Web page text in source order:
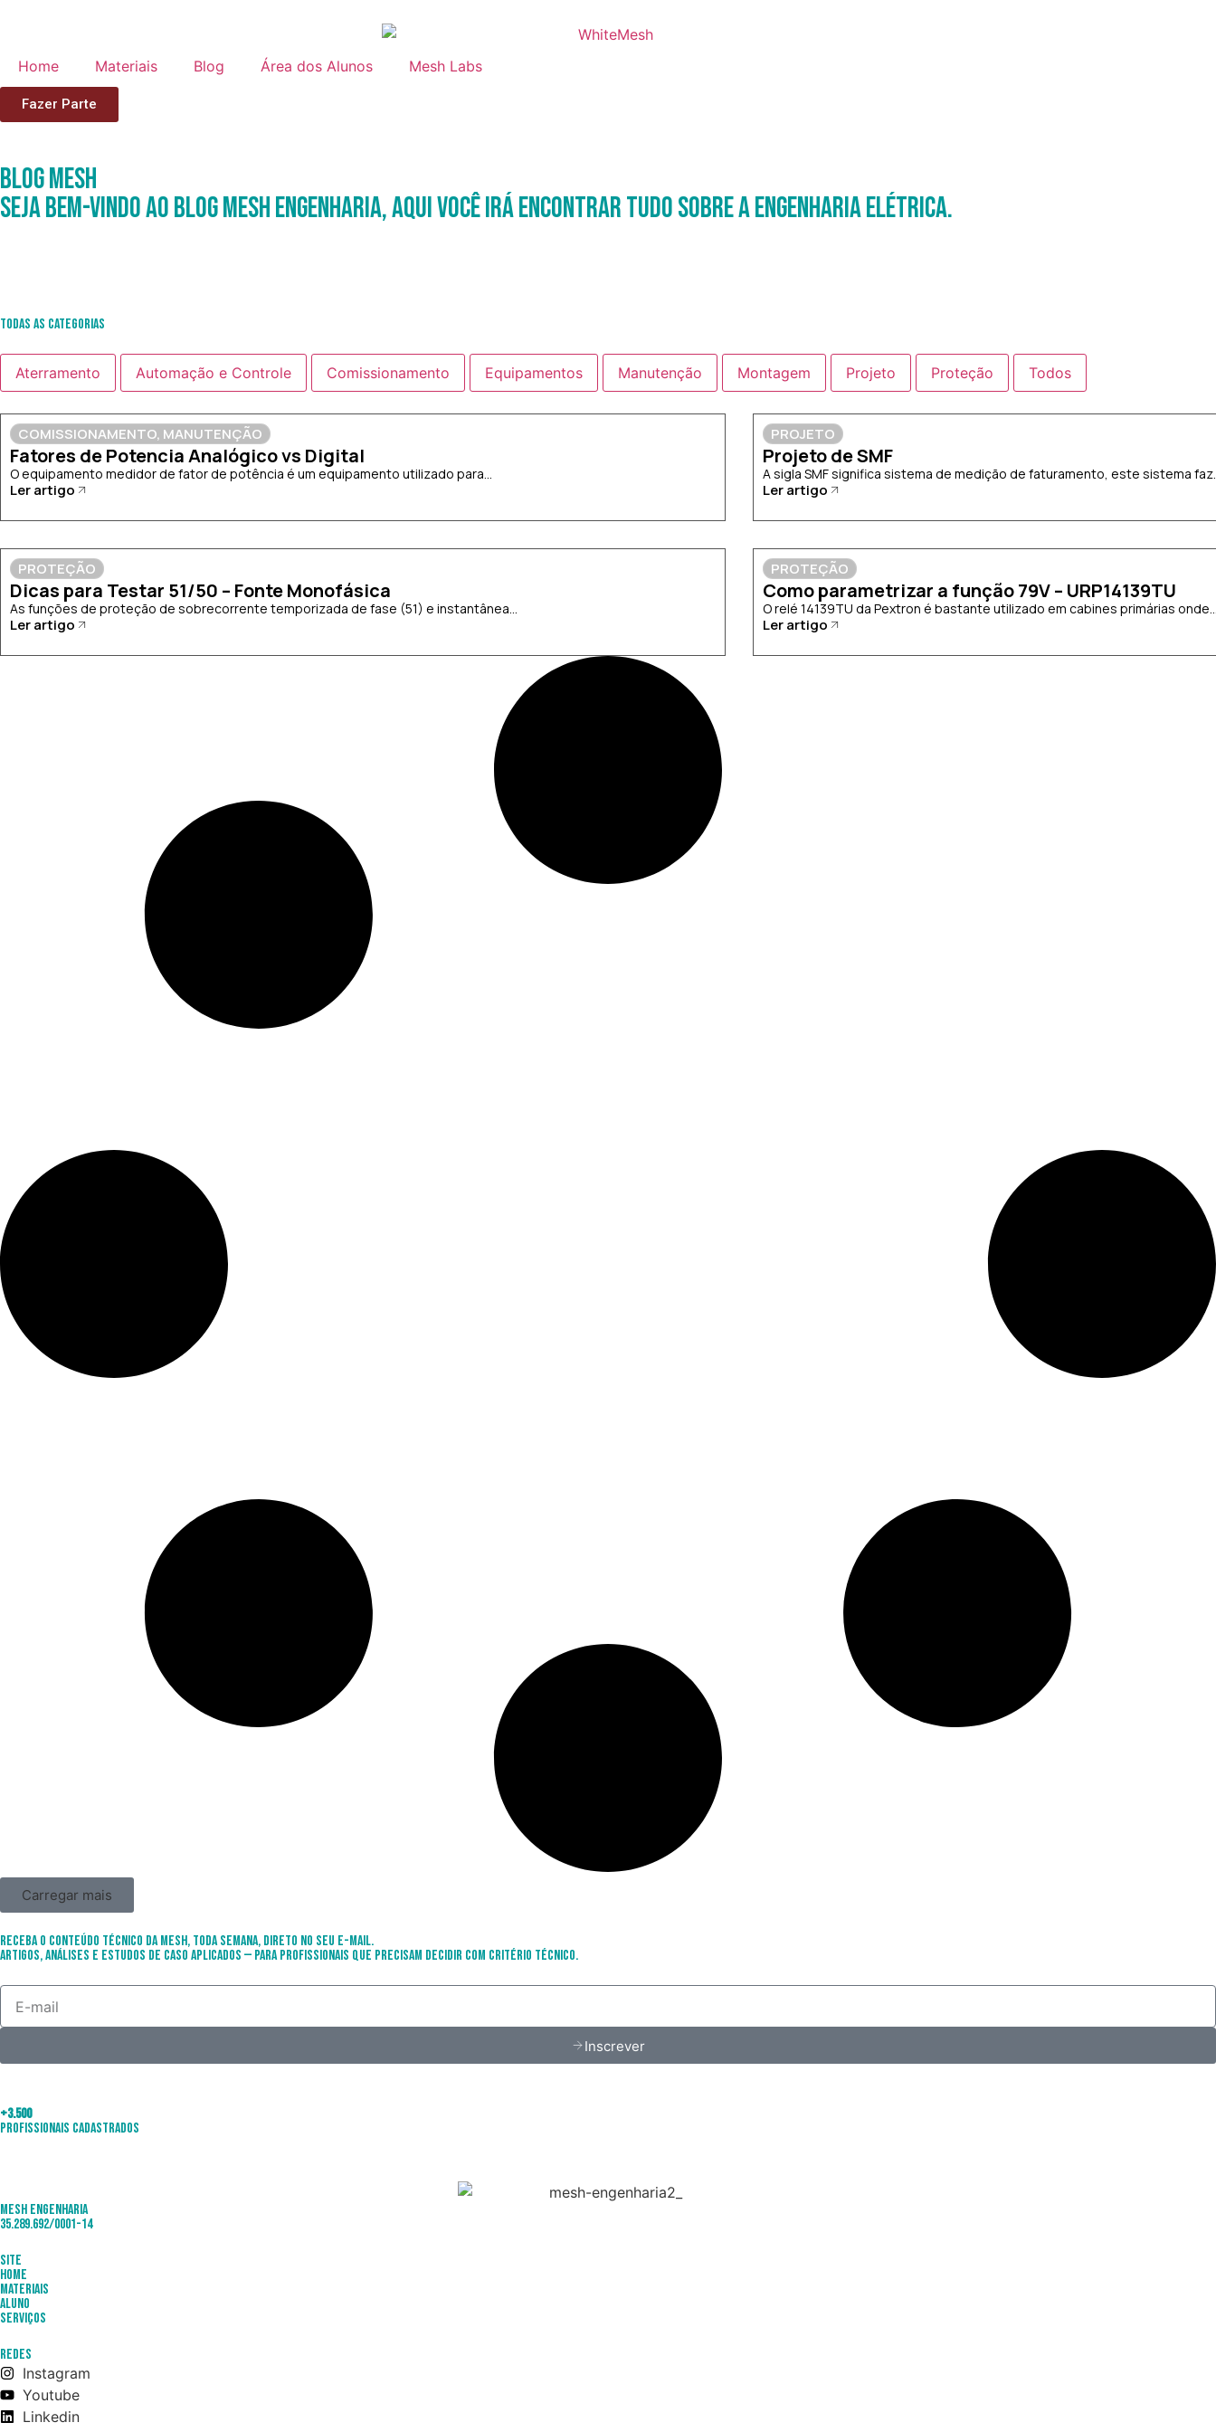
Home Materiais Blog Área dos Alunos Mesh Labs
Fazer Parte
BlogMesh
Seja Bem-Vindo ao Blog Mesh Engenharia, aqui você irá encontrar tudo sobre a Engenharia Elétrica.
Todas as Categorias
Aterramento Automação e Controle Comissionamento Equipamentos Manutenção Montagem Projeto Proteção Todos
COMISSIONAMENTO, MANUTENÇÃO
Fatores de Potencia Analógico vs Digital
O equipamento medidor de fator de potência é um equipamento utilizado para...
Ler artigo
PROJETO
Projeto de SMF
A sigla SMF significa sistema de medição de faturamento, este sistema
Ler artigo
PROTEÇÃO
Dicas para Testar 51/50 – Fonte Monofásica
As funções de proteção de sobrecorrente temporizada de fase (51) e instantânea...
Ler artigo
PROTEÇÃO
Como parametrizar a função 79V – URP14139TU
O relé 14139TU da Pextron é bastante utilizado em cabines primárias
Ler artigo
Carregar mais
Receba o conteúdo técnico da Mesh, toda semana, direto no seu e-mail.
Artigos, análises e estudos de caso aplicados — para profissionais que precisam decidir com critério técnico.
Inscrever
+3.500
Profissionais Cadastrados
Mesh Engenharia
35.289.692/0001-14
Site
Home
Materiais
Aluno
Serviços
Redes
Instagram
Youtube
Linkedin